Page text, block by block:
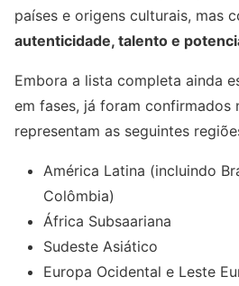
países e origens culturais, mas
autenticidade, talento e
Embora a lista completa ainda
em fases, já foram confirmados
representam as seguintes
América Latina (incluindo
Colômbia)
África Subsaariana
Sudeste Asiático
Europa Ocidental e Leste